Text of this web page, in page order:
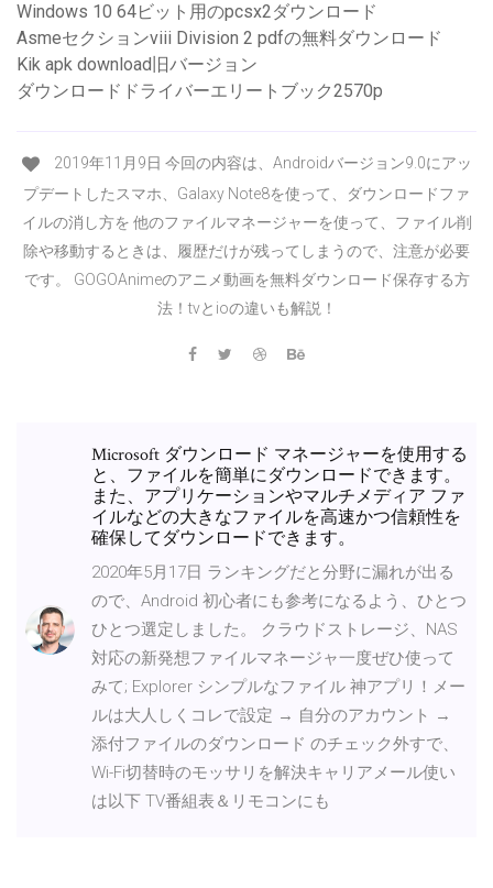
Windows 10 64ビット用のpcsx2ダウンロード
Asmeセクションviii Division 2 pdfの無料ダウンロード
Kik apk download旧バージョン
ダウンロードドライバーエリートブック2570p
2019年11月9日 今回の内容は、Androidバージョン9.0にアッ
プデートしたスマホ、Galaxy Note8を使って、ダウンロードファ
イルの消し方を 他のファイルマネージャーを使って、ファイル削
除や移動するときは、履歴だけが残ってしまうので、注意が必要
です。 GOGOAnimeのアニメ動画を無料ダウンロード保存する方
法！tvとioの違いも解説！
Microsoft ダウンロード マネージャーを使用する
と、ファイルを簡単にダウンロードできます。
また、アプリケーションやマルチメディア ファ
イルなどの大きなファイルを高速かつ信頼性を
確保してダウンロードできます。
2020年5月17日 ランキングだと分野に漏れが出る
ので、Android 初心者にも参考になるよう、ひとつ
ひとつ選定しました。 クラウドストレージ、NAS
対応の新発想ファイルマネージャ一度ぜひ使って
みて; Explorer シンプルなファイル 神アプリ！メー
ルは大人しくコレで設定 → 自分のアカウント →
添付ファイルのダウンロード のチェック外すで、
Wi-Fi切替時のモッサリを解決キャリアメール使い
は以下 TV番組表＆リモコンにも